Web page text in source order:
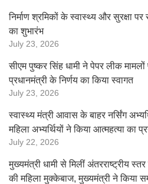
निर्माण श्रमिकों के स्वास्थ्य और सुरक्षा
का शुभारंभ
July 23, 2026
सीएम पुष्कर सिंह धामी ने पेपर लीक
प्रधानमंत्री के निर्णय का किया स्वागत
July 23, 2026
स्वास्थ्य मंत्री आवास के बाहर नर्सिंग
महिला अभ्यर्थियों ने किया आत्महत्या का
July 22, 2026
मुख्यमंत्री धामी से मिलीं अंतरराष्ट्रीय
की महिला मुक्केबाज, मुख्यमंत्री ने किया